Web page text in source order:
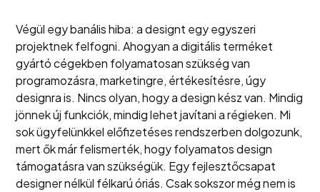
Végül egy banális hiba: a designt egy egyszeri
projektnek felfogni. Ahogyan a digitális terméket
gyártó cégekben folyamatosan szükség van
programozásra, marketingre, értékesítésre, úgy
designra is. Nincs olyan, hogy a design kész van. Mindig
jönnek új funkciók, mindig lehet javítani a régieken. Mi
sok ügyfelünkkel előfizetéses rendszerben dolgozunk,
mert ők már felismerték, hogy folyamatos design
támogatásra van szükségük. Egy fejlesztőcsapat
designer nélkül félkarú óriás. Csak sokszor még nem is